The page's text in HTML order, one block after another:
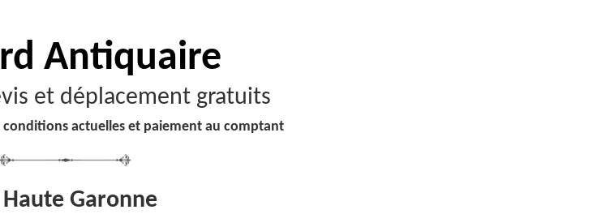
Antiquaire
et déplacement gratuits
conditions actuelles et paiement au comptant
Garonne